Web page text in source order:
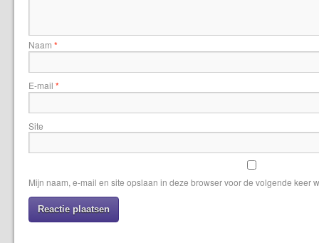
Naam *
E-mail *
Site
Mijn naam, e-mail en site opslaan in deze browser voor de volgende keer